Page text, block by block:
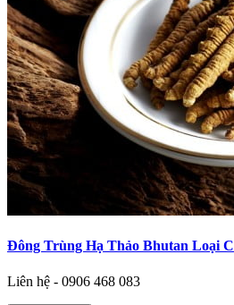
Đông Trùng Hạ Thảo Bhutan Loại C
Liên hệ - 0906 468 083